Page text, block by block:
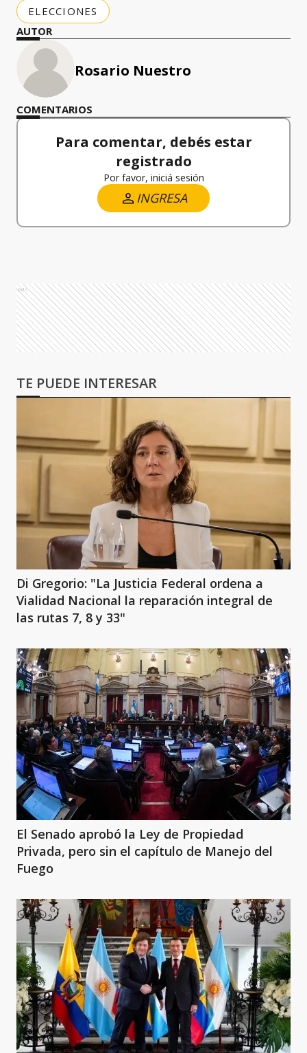
ELECCIONES
AUTOR
Rosario Nuestro
COMENTARIOS
Para comentar, debés estar
registrado
Por favor, iniciá sesión
INGRESA
Ads
TE PUEDE INTERESAR
Di Gregorio: "La Justicia Federal ordena a
Vialidad Nacional la reparación integral de
las rutas 7, 8 y 33"
El Senado aprobó la Ley de Propiedad
Privada, pero sin el capítulo de Manejo del
Fuego